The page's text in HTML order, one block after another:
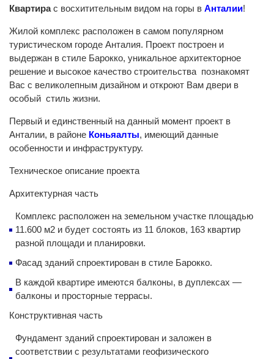
Квартирас восхитительным видом на горы в Анталии!
Жилой комплекс расположен в самом популярном
туристическом городе Анталия. Проект построен и
выдержан в стиле Барокко, уникальное архитекторное
решение и высокое качество строительства познакомят
Вас с великолепным дизайном и откроют Вам двери в
особый стиль жизни.
Первый и единственный на данный момент проект в
Анталии, в районе Коньяалты, имеющий данные
особенности и инфраструктуру.
Техническое описание проекта
Архитектурная часть
Комплекс расположен на земельном участке площадью
11.600 м2 и будет состоять из 11 блоков, 163 квартир
разной площади и планировки.
Фасад зданий спроектирован в стиле Барокко.
В каждой квартире имеются балконы, в дуплексах —
балконы и просторные террасы.
Конструктивная часть
Фундамент зданий спроектирован и заложен в
соответствии с результатами геофизического